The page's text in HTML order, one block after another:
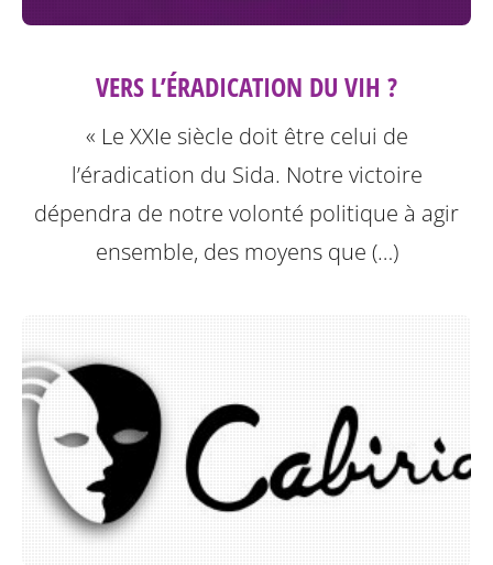
VERS L’ÉRADICATION DU VIH ?
« Le XXIe siècle doit être celui de
l’éradication du Sida. Notre victoire
dépendra de notre volonté politique à agir
ensemble, des moyens que (…)